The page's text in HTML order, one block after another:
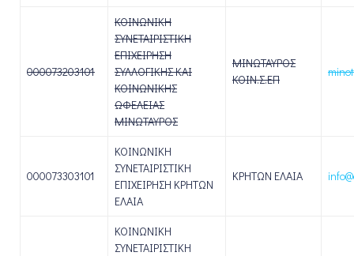
000073203101
ΚΟΙΝΩΝΙΚΗ
ΣΥΝΕΤΑΙΡΙΣΤΙΚΗ
ΕΠΙΧΕΙΡΗΣΗ
ΣΥΛΛΟΓΙΚΗΣ ΚΑΙ
ΚΟΙΝΩΝΙΚΗΣ
ΩΦΕΛΕΙΑΣ
ΜΙΝΩΤΑΥΡΟΣ
ΜΙΝΩΤΑΥΡΟΣ
ΚΟΙΝ.Σ.ΕΠ
000073303101
ΚΟΙΝΩΝΙΚΗ
ΣΥΝΕΤΑΙΡΙΣΤΙΚΗ
ΕΠΙΧΕΙΡΗΣΗ ΚΡΗΤΩΝ
ΕΛΑΙΑ
ΚΡΗΤΩΝ ΕΛΑΙΑ
ΚΟΙΝΩΝΙΚΗ
ΣΥΝΕΤΑΙΡΙΣΤΙΚΗ